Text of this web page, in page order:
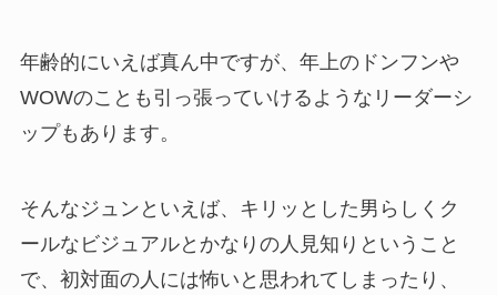
年齢的にいえば真ん中ですが、年上のドンフンや
WOWのことも引っ張っていけるようなリーダーシ
ップもあります。
そんなジュンといえば、キリッとした男らしくク
ールなビジュアルとかなりの人見知りということ
で、初対面の人には怖いと思われてしまったり、